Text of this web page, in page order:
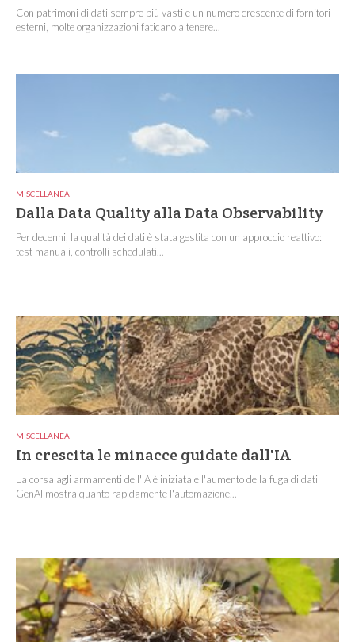
Con patrimoni di dati sempre più vasti e un numero crescente di fornitori
esterni, molte organizzazioni faticano a tenere...
MISCELLANEA
Dalla Data Quality alla Data Observability
Per decenni, la qualità dei dati è stata gestita con un approccio reattivo:
test manuali, controlli schedulati...
MISCELLANEA
In crescita le minacce guidate dall'IA
La corsa agli armamenti dell'IA è iniziata e l'aumento della fuga di dati
GenAI mostra quanto rapidamente l'automazione...